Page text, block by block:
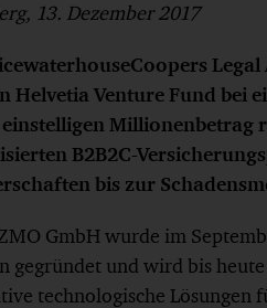
13. Dezember 2017
Helvetia Venture Fund bei
einstelligen Millionenbetrag
B2B2C-
bis zur
GmbH wurde im
gegründet und wird bis
technologische Lösungen